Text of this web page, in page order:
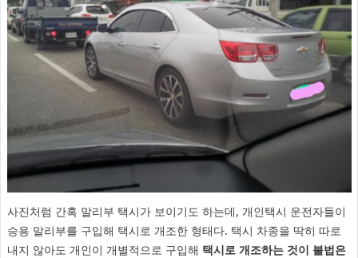
사진처럼 간혹 말리부 택시가 보이기도 하는데, 개인택시 운전자들이
승용 말리부를 구입해 택시로 개조한 형태다. 택시 차종을 딱히 따로
내지 않아도 개인이 개별적으로 구입해 택시로 개조하는 것이 불법은